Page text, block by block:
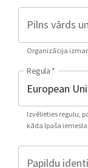
Pilns vārds
Organizācija
Regula *
Izvēlieties regulu,
kāda īpaša
Papildu